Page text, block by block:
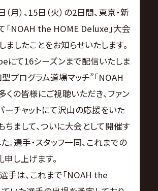
月）、15日（火）の2日間、東京・新
「NOAH the HOME Deluxe」大会
したことをお知らせいたします。
にて16シーズンまで配信いたしま
プログラム道場マッチ”「NOAH
くの皆様にご視聴いただき、ファン
ーチャットにて沢山の応援をいた
まして、ついに大会として開催す
。選手・スタッフ一同、これまでの
し上げます。
手は、これまで「NOAH the